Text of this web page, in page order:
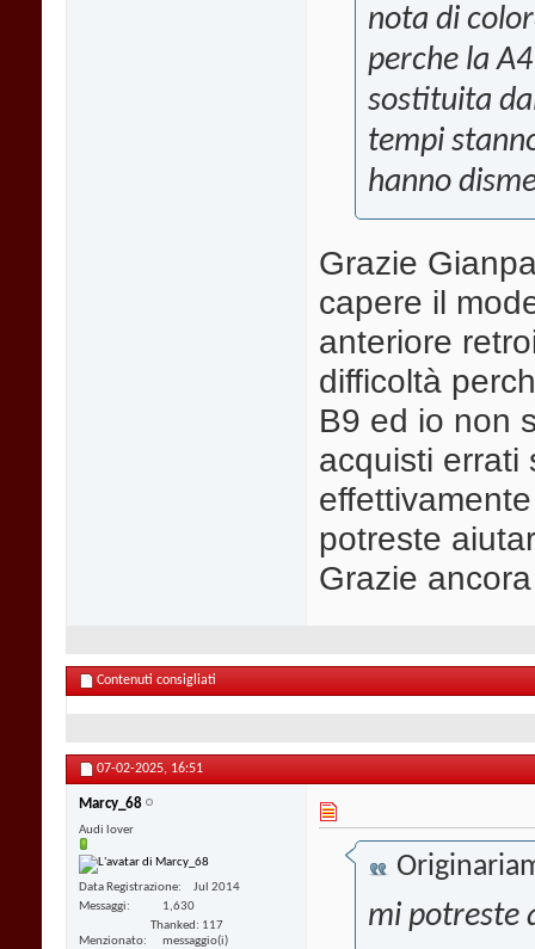
nota di
perche la
sostituita
tempi
hanno
Grazie
capere il
anteriore
difficoltà
B9 ed io non
acquisti errati
potreste
Grazie ancora
Contenuti consigliati
07-02-2025, 16:51
Marcy_68
Audi lover
Data Registrazione
Jul 2014
Messaggi
1,630
Thanked: 117
Menzionato
messaggio(i)
mi potreste